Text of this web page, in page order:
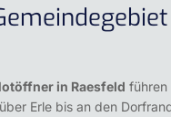
in Raesfeld führen
Erle bis an den